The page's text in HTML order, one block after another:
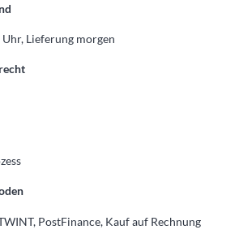
Lieferung morgen
PostFinance, Kauf auf Rechnung